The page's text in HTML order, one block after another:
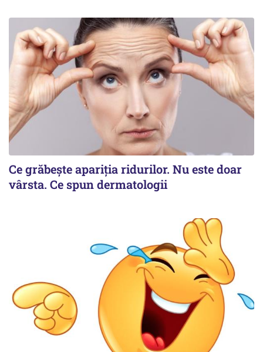
Ce grăbește apariția ridurilor. Nu este doar
vârsta. Ce spun dermatologii